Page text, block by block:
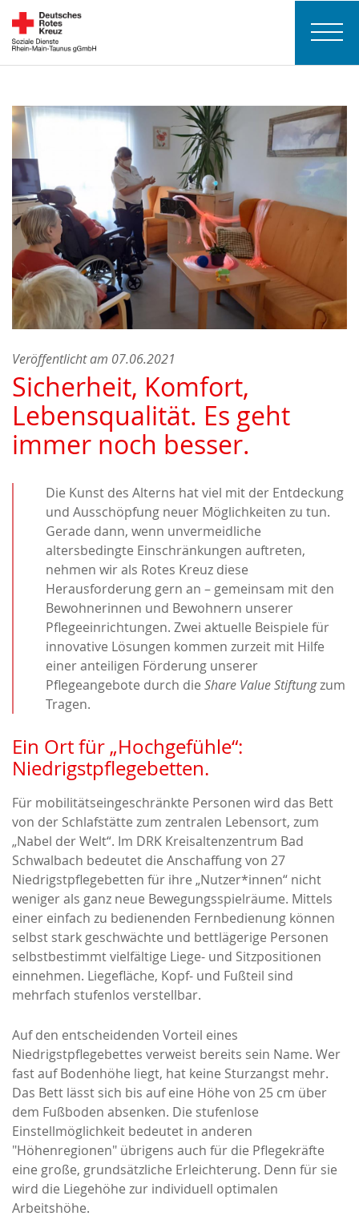
Veröffentlicht am 07.06.2021
Sicherheit, Komfort,
Lebensqualität. Es geht
immer noch besser.
Die Kunst des Alterns hat viel mit der Entdeckung
und Ausschöpfung neuer Möglichkeiten zu tun.
Gerade dann, wenn unvermeidliche
altersbedingte Einschränkungen auftreten,
nehmen wir als Rotes Kreuz diese
Herausforderung gern an – gemeinsam mit den
Bewohnerinnen und Bewohnern unserer
Pflegeeinrichtungen. Zwei aktuelle Beispiele für
innovative Lösungen kommen zurzeit mit Hilfe
einer anteiligen Förderung unserer
Pflegeangebote durch die Share Value Stiftungzum
Tragen.
Ein Ort für „Hochgefühle“:
Niedrigstpflegebetten.
Für mobilitätseingeschränkte Personen wird das Bett
von der Schlafstätte zum zentralen Lebensort, zum
„Nabel der Welt“. Im DRK Kreisaltenzentrum Bad
Schwalbach bedeutet die Anschaffung von 27
Niedrigstpflegebetten für ihre „Nutzer*innen“ nicht
weniger als ganz neue Bewegungsspielräume. Mittels
einer einfach zu bedienenden Fernbedienung können
selbst stark geschwächte und bettlägerige Personen
selbstbestimmt vielfältige Liege- und Sitzpositionen
einnehmen. Liegefläche, Kopf- und Fußteil sind
mehrfach stufenlos verstellbar.
Auf den entscheidenden Vorteil eines
Niedrigstpflegebettes verweist bereits sein Name. Wer
fast auf Bodenhöhe liegt, hat keine Sturzangst mehr.
Das Bett lässt sich bis auf eine Höhe von 25 cm über
dem Fußboden absenken. Die stufenlose
Einstellmöglichkeit bedeutet in anderen
"Höhenregionen" übrigens auch für die Pflegekräfte
eine große, grundsätzliche Erleichterung. Denn für sie
wird die Liegehöhe zur individuell optimalen
Arbeitshöhe.